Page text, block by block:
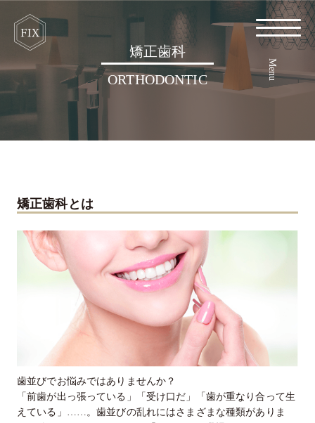
Menu
矯正歯科
ORTHODONTIC
矯正歯科とは
歯並びでお悩みではありませんか？
「前歯が出っ張っている」「受け口だ」「歯が重なり合って生
えている」……。歯並びの乱れにはさまざまな種類がありま